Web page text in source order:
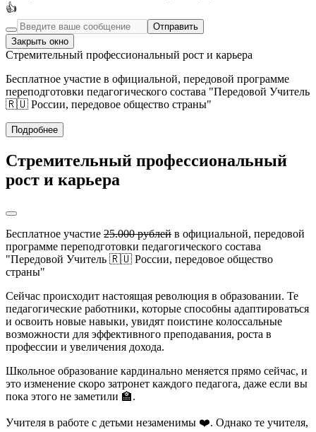
👍
Отправить
Закрыть окно
Стремительный профессиональный рост и карьера
Бесплатное участие в официальной, передовой программе
переподготовки педагогического состава "Передовой Учитель
🇷🇺 России, передовое общество страны"
Подробнее
Стремительный профессиональный
рост и карьера
Бесплатное участие 25.000 рублей в официальной, передовой
программе переподготовки педагогического состава
"Передовой Учитель 🇷🇺 России, передовое общество
страны"
Сейчас происходит настоящая революция в образовании. Те
педагогические работники, которые способны адаптироваться
и освоить новые навыки, увидят поистине колоссальные
возможности для эффективного преподавания, роста в
профессии и увеличения дохода.
Школьное образование кардинально меняется прямо сейчас, и
это изменение скоро затронет каждого педагога, даже если вы
пока этого не заметили 🏫.
Учителя в работе с детьми незаменимы ❤️. Однако те учителя,